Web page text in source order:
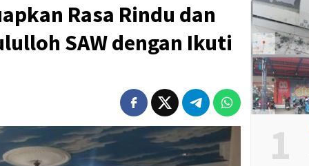
Rasa Rindu dan
SAW dengan Ikuti
1